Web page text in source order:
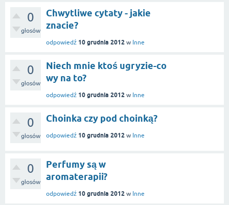
0
głosów
Chwytliwe cytaty - jakie
znacie?
odpowiedź 10 grudnia 2012 w Inne
0
głosów
Niech mnie ktoś ugryzie-co
wy na to?
odpowiedź 10 grudnia 2012 w Inne
0
głosów
Choinka czy pod choinką?
odpowiedź 10 grudnia 2012 w Inne
0
głosów
Perfumy są w
aromaterapii?
odpowiedź 10 grudnia 2012 w Inne